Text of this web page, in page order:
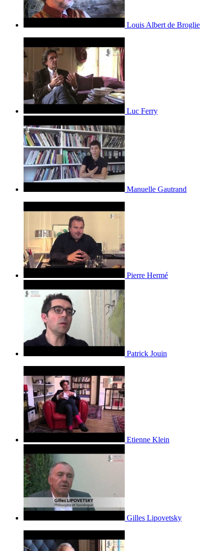
Louis Albert de Broglie
Luc Ferry
Manuelle Gautrand
Pierre Hermé
Patrick Jouin
Etienne Klein
Gilles Lipovetsky